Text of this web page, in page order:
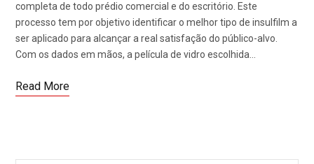
completa de todo prédio comercial e do escritório. Este
processo tem por objetivo identificar o melhor tipo de insulfilm a
ser aplicado para alcançar a real satisfação do público-alvo.
Com os dados em mãos, a película de vidro escolhida…
Read More